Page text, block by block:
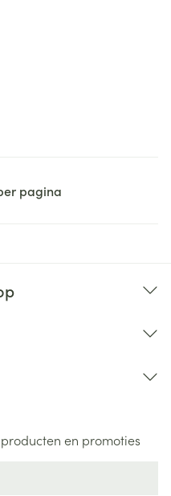
pagina
en promoties